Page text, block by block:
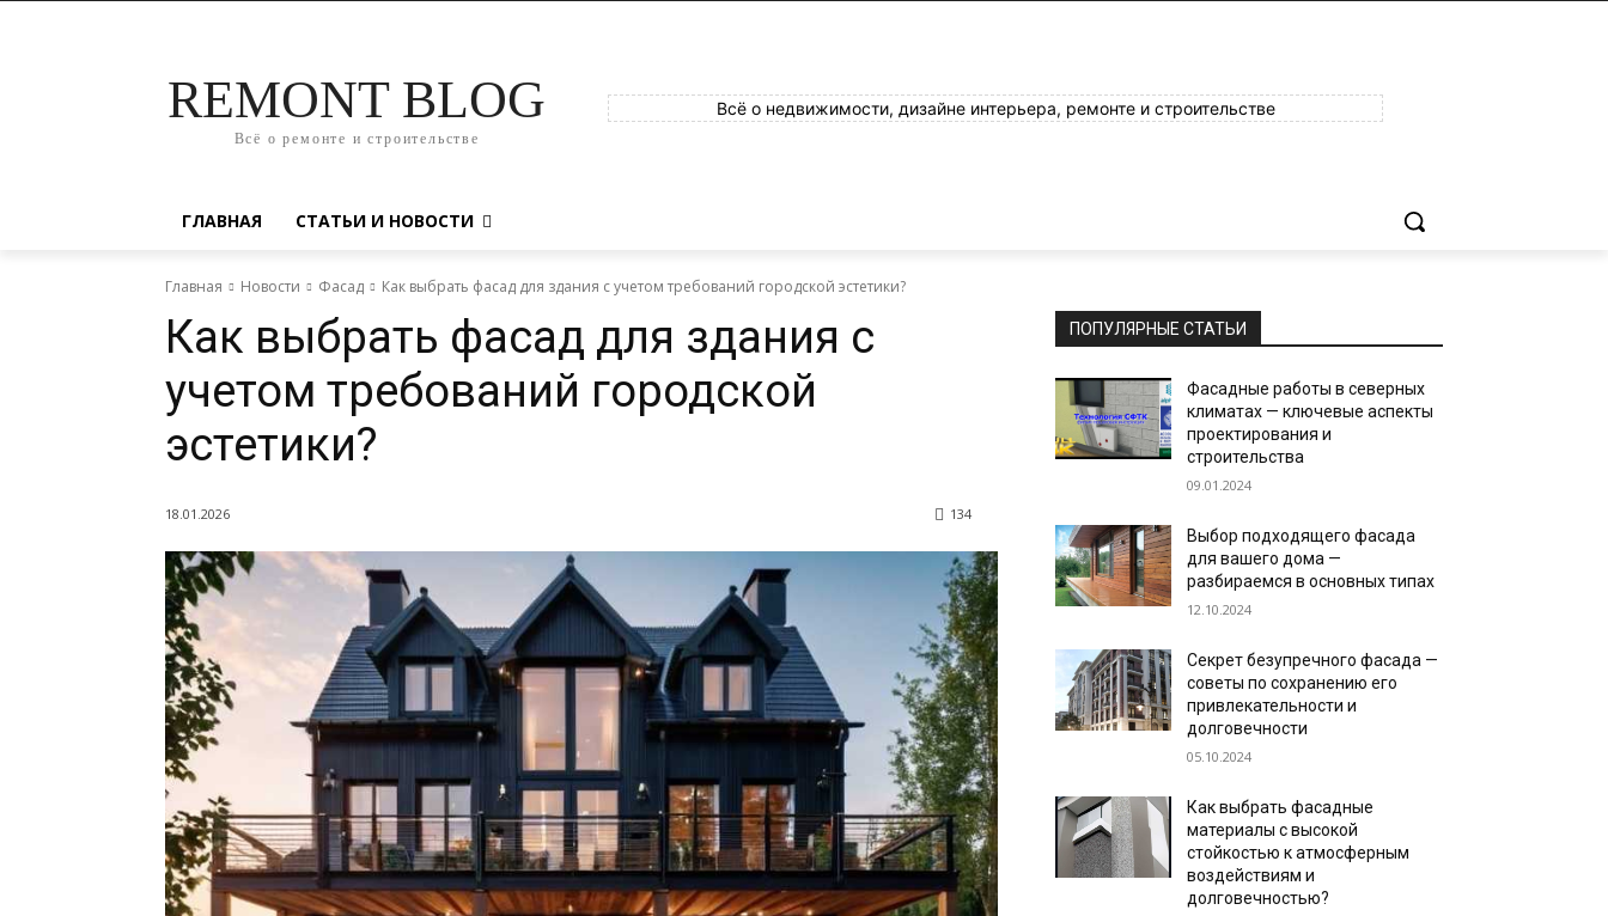
REMONT BLOG
Всё о ремонте и строительстве
Всё о недвижимости, дизайне интерьера, ремонте и строительстве
ГЛАВНАЯ СТАТЬИ И НОВОСТИ
Главная Новости Фасад Как выбрать фасад для здания с учетом требований городской эстетики?
Как выбрать фасад для здания с
учетом требований городской
эстетики?
18.01.2026 134
ПОПУЛЯРНЫЕ СТАТЬИ
Фасадные работы в северных
климатах — ключевые аспекты
проектирования и
строительства
09.01.2024
Выбор подходящего фасада
для вашего дома —
разбираемся в основных типах
12.10.2024
Секрет безупречного фасада —
советы по сохранению его
привлекательности и
долговечности
05.10.2024
Как выбрать фасадные
материалы с высокой
стойкостью к атмосферным
воздействиям и
долговечностью?